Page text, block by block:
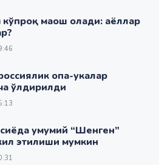
маош олади: аёллар
опа-укалар
ўлдирилди
умумий “Шенген”
этилиши мумкин